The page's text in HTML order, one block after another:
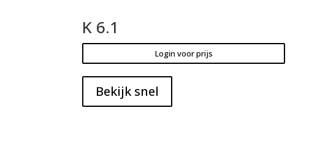
K 6.1
Login voor prijs
Bekijk snel